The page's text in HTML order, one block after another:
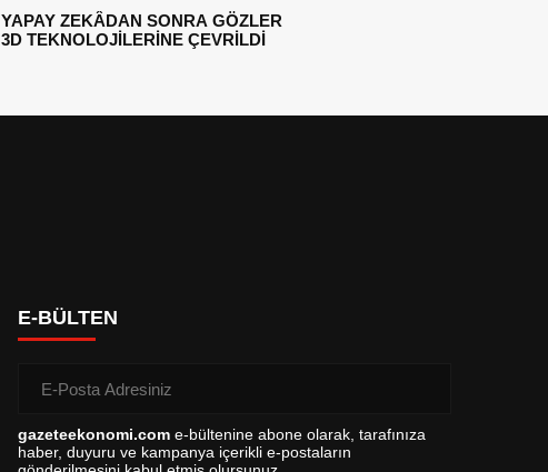
YAPAY ZEKÂDAN SONRA GÖZLER
3D TEKNOLOJİLERİNE ÇEVRİLDİ
E-BÜLTEN
gazeteekonomi.com e-bültenine abone olarak, tarafınıza
haber, duyuru ve kampanya içerikli e-postaların